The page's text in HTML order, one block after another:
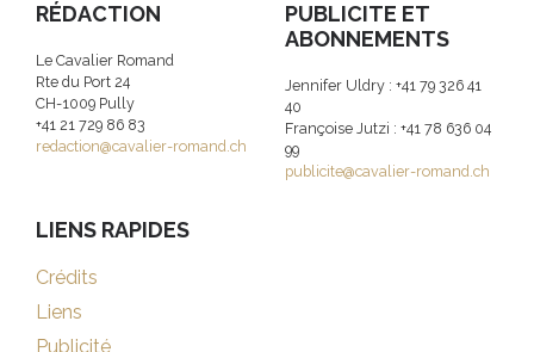
RÉDACTION
Le Cavalier Romand
Rte du Port 24
CH-1009 Pully
+41 21 729 86 83
redaction@cavalier-romand.ch
PUBLICITE ET
ABONNEMENTS
Jennifer Uldry : +41 79 326 41
40
Françoise Jutzi : +41 78 636 04
99
publicite@cavalier-romand.ch
LIENS RAPIDES
Crédits
Liens
Publicité